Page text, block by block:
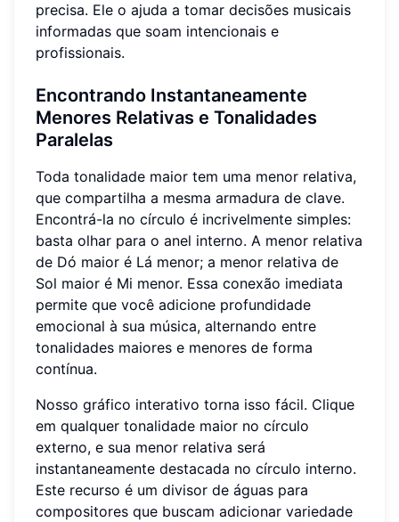
precisa. Ele o ajuda a tomar decisões musicais
informadas que soam intencionais e
profissionais.
Encontrando Instantaneamente
Menores Relativas e Tonalidades
Paralelas
Toda tonalidade maior tem uma menor relativa,
que compartilha a mesma armadura de clave.
Encontrá-la no círculo é incrivelmente simples:
basta olhar para o anel interno. A menor relativa
de Dó maior é Lá menor; a menor relativa de
Sol maior é Mi menor. Essa conexão imediata
permite que você adicione profundidade
emocional à sua música, alternando entre
tonalidades maiores e menores de forma
contínua.
Nosso gráfico interativo torna isso fácil. Clique
em qualquer tonalidade maior no círculo
externo, e sua menor relativa será
instantaneamente destacada no círculo interno.
Este recurso é um divisor de águas para
compositores que buscam adicionar variedade